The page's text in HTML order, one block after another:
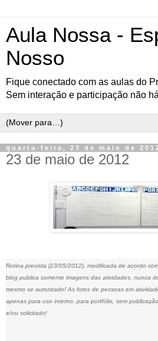
Aula Nossa -
Nosso
Fique conectado com as aulas do
Sem interação e participação não
quarta-feira, 23 de maio de
23 de maio de 2012
Rotina prevista (23/05/2012), modificada de acordo
blog publica somente imagens das atividades, nunca
mesmo se autorizado! As fotos de pessoas em
apenas para uso interno, para portfólio, sem
e/ou solicitado!